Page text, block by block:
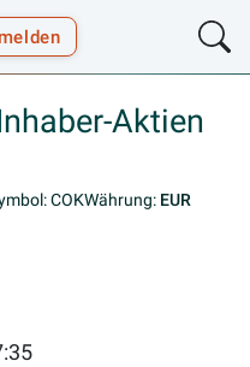
Aktien
COKWährung: EUR